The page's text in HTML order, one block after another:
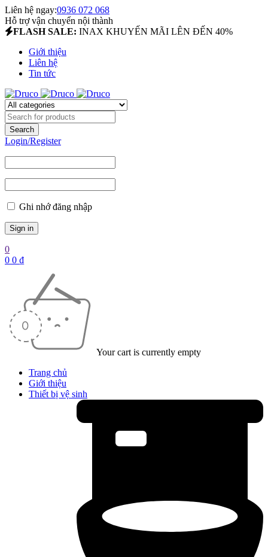
Liên hệ ngay:0936 072 068
Hỗ trợ vận chuyển nội thành
FLASH SALE: INAX KHUYẾN MÃI LÊN ĐẾN 40%
Giới thiệu
Liên hệ
Tin tức
Login/Register
Ghi nhớ đăng nhập
0
0 0 ₫
Your cart is currently empty
Trang chủ
Giới thiệu
Thiết bị vệ sinh